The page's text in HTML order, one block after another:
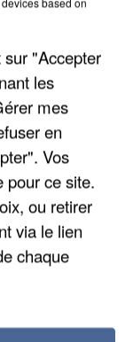
REFUGES
"Accepter
les
mes
en
Vos
pour ce site.
ou retirer
via le lien
chaque